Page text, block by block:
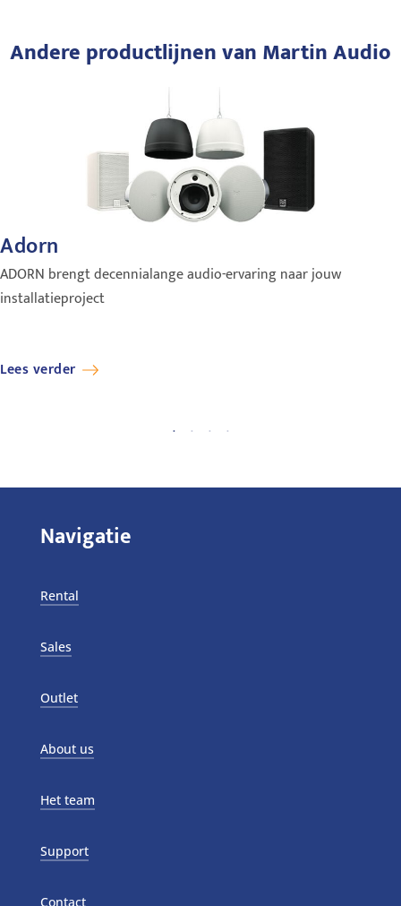
Andere productlijnen van Martin Audio
Adorn
ADORN brengt decennialange audio-ervaring naar jouw
installatieproject
Lees verder
Navigatie
Rental
Sales
Outlet
About us
Het team
Support
Contact